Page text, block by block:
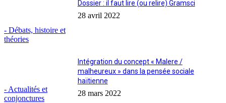
- Débats, histoire et
théories
Dossier : il faut lire (ou relire) Gramsci
28 avril 2022
- Actualités et
conjonctures
Intégration du concept « Malere /
malheureux » dans la pensée sociale
haïtienne
28 mars 2022